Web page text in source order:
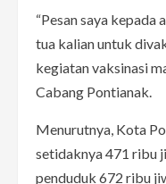
“Pesan saya
tua kalian untuk
kegiatan vaksinasi
Cabang Pontianak.
Menurutnya, Kota
setidaknya 471 ribu
penduduk 672 ribu